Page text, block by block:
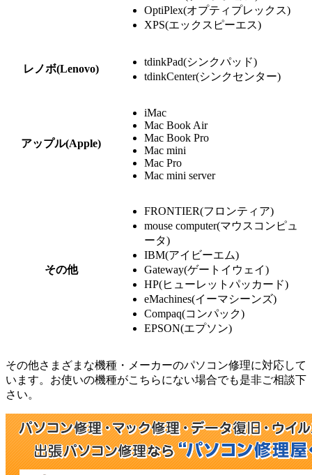
OptiPlex(オプティプレックス)
XPS(エックスピーエス)
レノボ(Lenovo)
tdinkPad(シンクパッド)
tdinkCenter(シンクセンター)
アップル(Apple)
iMac
Mac Book Air
Mac Book Pro
Mac mini
Mac Pro
Mac mini server
その他
FRONTIER(フロンティア)
mouse computer(マウスコンピュ
ータ)
IBM(アイビーエム)
Gateway(ゲートイウェイ)
HP(ヒューレットパッカード)
eMachines(イーマシーンズ)
Compaq(コンパック)
EPSON(エプソン)
その他さまざまな機種・メーカーのパソコン修理に対応して
います。お使いの機種がこちらにない場合でも是非ご相談下
さい。